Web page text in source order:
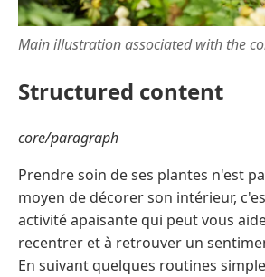
Main illustration associated with the
Structured content
core/paragraph
Prendre soin de ses plantes n'est
moyen de décorer son intérieur,
activité apaisante qui peut vous
recentrer et à retrouver un
En suivant quelques routines